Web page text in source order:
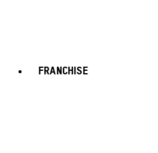
FRANCHISE